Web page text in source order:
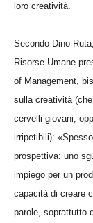
loro creatività.
Secondo Dino
Risorse Umane
of Management,
sulla creatività
cervelli giovani,
irripetibili):
prospettiva: uno
impiego per un
capacità di creare
parole, soprattutto